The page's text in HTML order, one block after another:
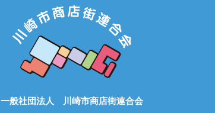
一般社団法人 川崎市商店街連合会